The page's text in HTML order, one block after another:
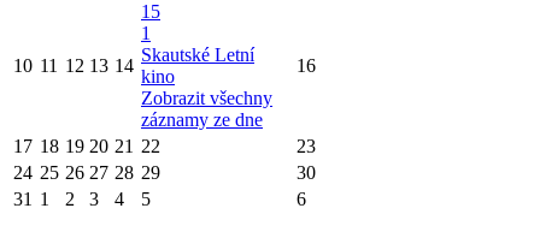
10 11 12 13 14
15
1
Skautské Letní
kino
Zobrazit všechny
záznamy ze dne
16
17 18 19 20 21 22
23
24 25 26 27 28 29
30
31 1 2 3 4 5 6